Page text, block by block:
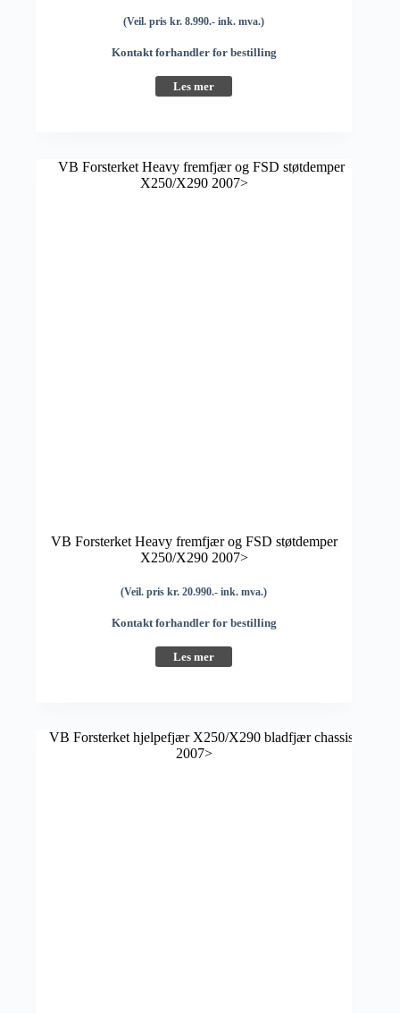
(Veil. pris kr. 8.990.- ink. mva.)
Kontakt forhandler for bestilling
Les mer
VB Forsterket Heavy fremfjær og FSD støtdemper
X250/X290 2007>
(Veil. pris kr. 20.990.- ink. mva.)
Kontakt forhandler for bestilling
Les mer